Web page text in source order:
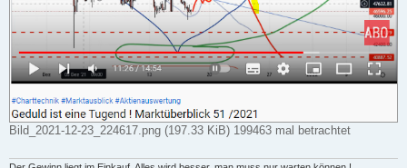
Bild_2021-12-23_224617.png (197.33 KiB) 199463 mal betrachtet